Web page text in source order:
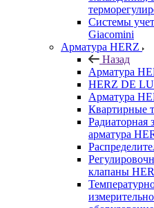
Системы
Giacomini
Арматура HERZ
Назад
Арматура
HERZ DE
Арматура
Квартирные
Радиаторная
арматура
клапаны